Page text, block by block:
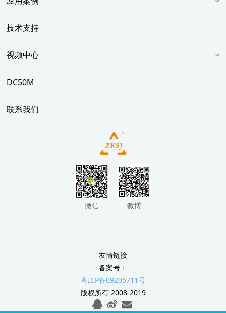
技术支持
视频中心
DC50M
联系我们
微信 微博
友情链接
备案号：
粤ICP备09205711号
版权所有 2008-2019